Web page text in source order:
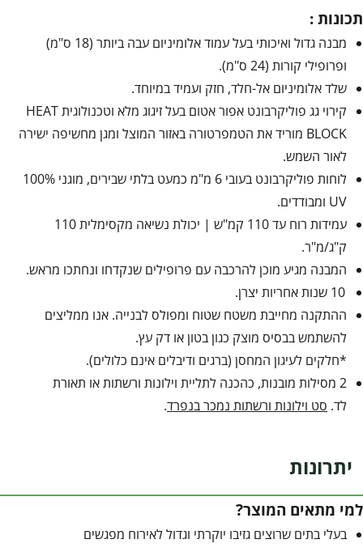
תכונות :
מבנה גדול ואיכותי בעל עמוד אלומיניום עבה ביותר (18 ס"מ)
ופרופילי קורות (24 ס"מ).
שלד אלומיניום אל-חלד, חזק ועמיד במיוחד.
קירוי גג פוליקרבונט אפור אטום בעל זיגוג מלא וטכנולוגית HEAT
BLOCK מוריד את הטמפרטורה באזור המוצל ומגן מחשיפה ישירה
לאור השמש.
לוחות פוליקרבונט בעובי 6 מ"מ כמעט בלתי שבירים, מוגני 100%
UV ומבודדים.
עמידות רוח עד 110 קמ"ש | יכולת נשיאה מקסימלית 110
ק"ג/מ"ר.
המבנה מגיע מוכן להרכבה עם פרופילים שנקדחו ונחתכו מראש.
ההתקנה מחייבת משטח שטוח ומפולס לבנייה. אנו ממליצים
להשתמש בבסיס מוצק כגון בטון או דק עץ.
*חלקים לעיגון המחסן (ברגים ודיבלים אינם כלולים).
2 מסילות מובנות, כהכנה לתליית וילונות ורשתות או תאורת
לד. סט וילונות ורשתות נמכר בנפרד.
יתרונות
למי מתאים המוצר?
בעלי בתים שרוצים גזיבו יוקרתי וגדול לאירוח מפגשים